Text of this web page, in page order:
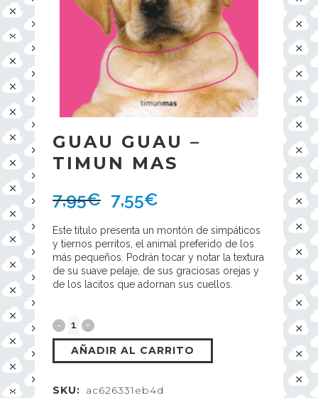
GUAU GUAU –
TIMUN MAS
7,95€ 7,55€
Este título presenta un montón de simpáticos
y tiernos perritos, el animal preferido de los
más pequeños. Podrán tocar y notar la textura
de su suave pelaje, de sus graciosas orejas y
de los lacitos que adornan sus cuellos.
AÑADIR AL CARRITO
SKU: ac626331eb4d